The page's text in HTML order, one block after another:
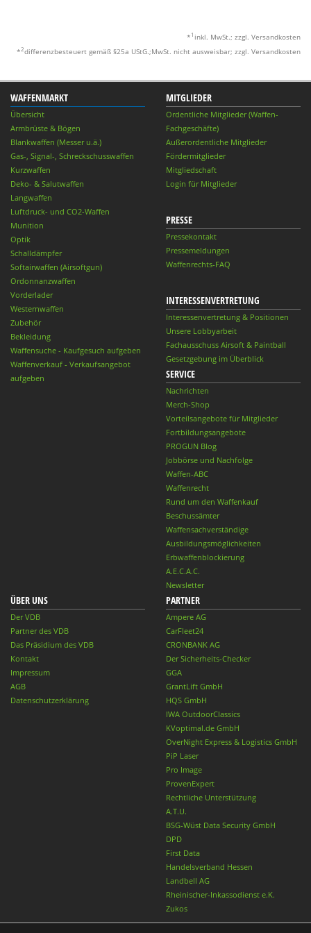
* 1 inkl. MwSt.; zzgl. Versandkosten
*2differenzbesteuert gemäß §25a UStG.;MwSt. nicht ausweisbar; zzgl. Versandkosten
WAFFENMARKT
Übersicht
Armbrüste & Bögen
Blankwaffen (Messer u.ä.)
Gas-, Signal-, Schreckschusswaffen
Kurzwaffen
Deko- & Salutwaffen
Langwaffen
Luftdruck- und CO2-Waffen
Munition
Optik
Schalldämpfer
Softairwaffen (Airsoftgun)
Ordonnanzwaffen
Vorderlader
Westernwaffen
Zubehör
Bekleidung
Waffensuche - Kaufgesuch aufgeben
Waffenverkauf - Verkaufsangebot
aufgeben
MITGLIEDER
Ordentliche Mitglieder (Waffen-
Fachgeschäfte)
Außerordentliche Mitglieder
Fördermitglieder
Mitgliedschaft
Login für Mitglieder
PRESSE
Pressekontakt
Pressemeldungen
Waffenrechts-FAQ
INTERESSENVERTRETUNG
Interessenvertretung & Positionen
Unsere Lobbyarbeit
Fachausschuss Airsoft & Paintball
Gesetzgebung im Überblick
SERVICE
Nachrichten
Merch-Shop
Vorteilsangebote für Mitglieder
Fortbildungsangebote
PROGUN Blog
Jobbörse und Nachfolge
Waffen-ABC
Waffenrecht
Rund um den Waffenkauf
Beschussämter
Waffensachverständige
Ausbildungsmöglichkeiten
Erbwaffenblockierung
A.E.C.A.C.
Newsletter
ÜBER UNS
Der VDB
Partner des VDB
Das Präsidium des VDB
Kontakt
Impressum
AGB
Datenschutzerklärung
PARTNER
Ampere AG
CarFleet24
CRONBANK AG
Der Sicherheits-Checker
GGA
GrantLift GmbH
HQS GmbH
IWA OutdoorClassics
KVoptimal.de GmbH
OverNight Express & Logistics GmbH
PiP Laser
Pro Image
ProvenExpert
Rechtliche Unterstützung
A.T.U.
BSG-Wüst Data Security GmbH
DPD
First Data
Handelsverband Hessen
Landbell AG
Rheinischer-Inkassodienst e.K.
Zukos